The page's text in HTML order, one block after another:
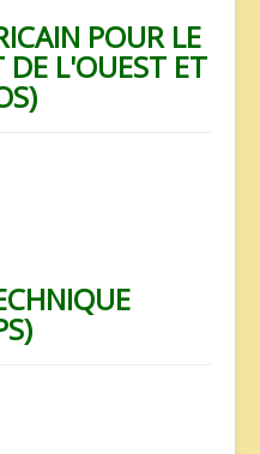
POUR LE
DE L'OUEST ET